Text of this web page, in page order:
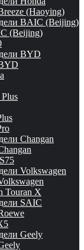
(Haoying)
BAIC (Beijing)
(Beijing)
BYD
Changan
Volkswagen
Touran X
SAIC
Geely